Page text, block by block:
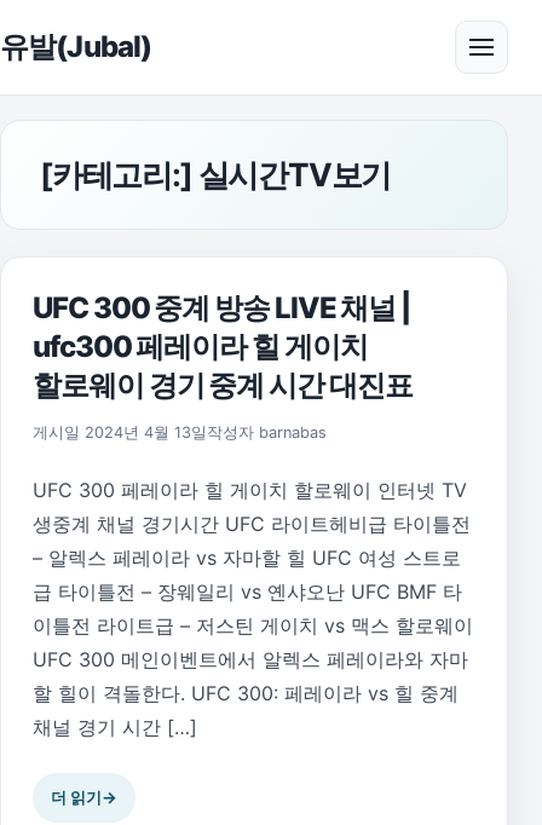
유발(Jubal) 메뉴
[카테고리:] 실시간TV보기
UFC 300 중계 방송 LIVE 채널 |
ufc300 페레이라 힐 게이치
할로웨이 경기 중계 시간 대진표
게시일 2024년 4월 13일 2026년 8월 1일
작성자 barnabas
UFC 300 페레이라 힐 게이치 할로웨이 인터넷 TV
생중계 채널 경기시간 UFC 라이트헤비급 타이틀전
– 알렉스 페레이라 vs 자마할 힐 UFC 여성 스트로
급 타이틀전 – 장웨일리 vs 옌샤오난 UFC BMF 타
이틀전 라이트급 – 저스틴 게이치 vs 맥스 할로웨이
UFC 300 메인이벤트에서 알렉스 페레이라와 자마
할 힐이 격돌한다. UFC 300: 페레이라 vs 힐 중계
채널 경기 시간 […]
더 읽기→